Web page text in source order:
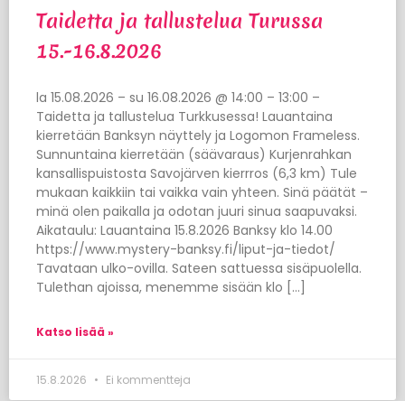
Taidetta ja tallustelua Turussa
15.-16.8.2026
la 15.08.2026 – su 16.08.2026 @ 14:00 – 13:00 –
Taidetta ja tallustelua Turkkusessa! Lauantaina
kierretään Banksyn näyttely ja Logomon Frameless.
Sunnuntaina kierretään (säävaraus) Kurjenrahkan
kansallispuistosta Savojärven kierrros (6,3 km) Tule
mukaan kaikkiin tai vaikka vain yhteen. Sinä päätät –
minä olen paikalla ja odotan juuri sinua saapuvaksi.
Aikataulu: Lauantaina 15.8.2026 Banksy klo 14.00
https://www.mystery-banksy.fi/liput-ja-tiedot/
Tavataan ulko-ovilla. Sateen sattuessa sisäpuolella.
Tulethan ajoissa, menemme sisään klo […]
Katso lisää »
15.8.2026 Ei kommentteja